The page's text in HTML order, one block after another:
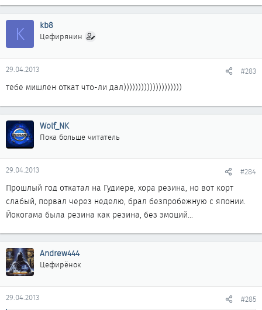
K kb8
Цефирянин
29.04.2013 #283
тебе мишлен откат что-ли дал))))))))))))))))))))
Wolf_NK
Пока больше читатель
29.04.2013 #284
Прошлый год откатал на Гудиере, хора резина, но вот корт
слабый, порвал через неделю, брал безпробежную с японии.
Йокогама была резина как резина, без эмоций...
Andrew444
Цефирёнок
29.04.2013 #285